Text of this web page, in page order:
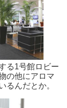
る1号館ロビー
の他にアロマ
るんだとか。